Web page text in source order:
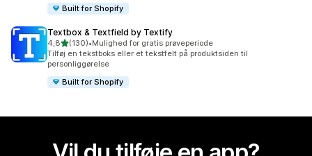
Built for Shopify
Textbox & Textfield by Textify
4,8ud af 5 stjerner
(130)
130 anmeldelser i alt
•Mulighed for gratis prøveperiode
Tilføj en tekstboks eller et tekstfelt på produktsiden til
personliggørelse
Built for Shopify